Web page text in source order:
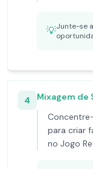
💡Junte-se
4
Mixagem de
para criar
no Jogo